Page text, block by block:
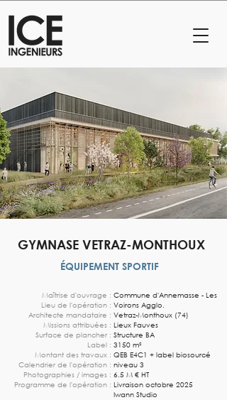
GYMNASE VETRAZ-MONTHOUX
ÉQUIPEMENT SPORTIF
Maîtrise d'ouvrage :
Lieu de l'opération :
Architecte mandataire :
Missions attribuées :
Surface de plancher :
Label :
Montant des travaux :
Calendrier de l'opération :
Photographies / images :
Programme de l'opération :
Commune d'Annemasse - Les
Voirons Agglo.
Vetraz-Monthoux (74)
Lieux Fauves
Structure BA
3150 m²
QEB E4C1 + label biosourcé
niveau 3
6.5 M € HT
Livraison octobre 2025
Iwann Studio